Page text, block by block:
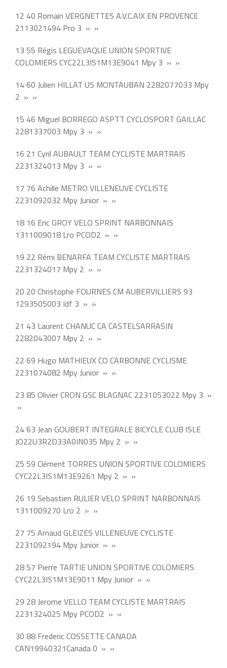
12 40 Romain VERGNETTES A.V.C.AIX EN PROVENCE
2113021494 Pro 3 » »
13 55 Régis LEGUEVAQUE UNION SPORTIVE
COLOMIERS CYC22L3IS1M13E9041 Mpy 3 » »
14 60 Julien HILLAT US MONTAUBAN 2282077033 Mpy
2 » »
15 46 Miguel BORREGO ASPTT CYCLOSPORT GAILLAC
2281337003 Mpy 3 » »
16 21 Cyril AUBAULT TEAM CYCLISTE MARTRAIS
2231324013 Mpy 3 » »
17 76 Achille METRO VILLENEUVE CYCLISTE
2231092032 Mpy Junior » »
18 16 Eric GROY VELO SPRINT NARBONNAIS
1311009018 Lro PCOD2 » »
19 22 Rémi BENARFA TEAM CYCLISTE MARTRAIS
2231324017 Mpy 2 » »
20 20 Christophe FOURNES CM AUBERVILLIERS 93
1293505003 Idf 3 » »
21 43 Laurent CHANUC CA CASTELSARRASIN
2282043007 Mpy 2 » »
22 69 Hugo MATHIEUX CO CARBONNE CYCLISME
2231074082 Mpy Junior » »
23 85 Olivier CRON GSC BLAGNAC 2231053022 Mpy 3 »
»
24 63 Jean GOUBERT INTEGRALE BICYCLE CLUB ISLE
JO22U3R2D33A0IN035 Mpy 2 » »
25 59 Clément TORRES UNION SPORTIVE COLOMIERS
CYC22L3IS1M13E9261 Mpy 2 » »
26 19 Sebastien RULIER VELO SPRINT NARBONNAIS
1311009270 Lro 2 » »
27 75 Arnaud GLEIZES VILLENEUVE CYCLISTE
2231092194 Mpy Junior » »
28 57 Pierre TARTIE UNION SPORTIVE COLOMIERS
CYC22L3IS1M13E9011 Mpy Junior » »
29 28 Jerome VELLO TEAM CYCLISTE MARTRAIS
2231324025 Mpy PCOD2 » »
30 88 Frederic COSSETTE CANADA
CAN19940321Canada 0 » »